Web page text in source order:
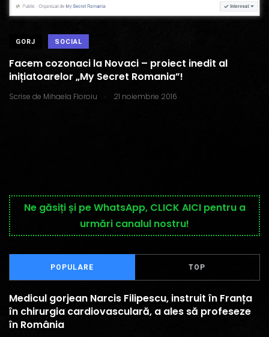
GORJ SOCIAL
Facem cozonaci la Novaci – proiect inedit al
inițiatoarelor „My Secret Romania”!
Scrise de Mihaela Floroiu . 21 noiembrie 2016
Ne găsiți și pe WhatsApp, CLICK AICI pentru a
urmări canalul nostru!
POPULARE TOP
Medicul gorjean Narcis Filipescu, instruit în Franța
în chirurgia cardiovasculară, a ales să profeseze
în România